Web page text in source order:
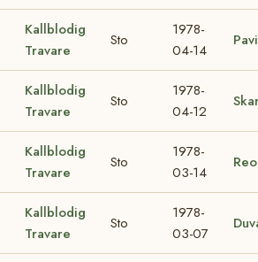
Kallblodig
Travare
Sto
1978-
04-14
Kallblodig
Travare
Sto
1978-
04-12
Kallblodig
Travare
Sto
1978-
03-14
Kallblodig
Travare
Sto
1978-
03-07